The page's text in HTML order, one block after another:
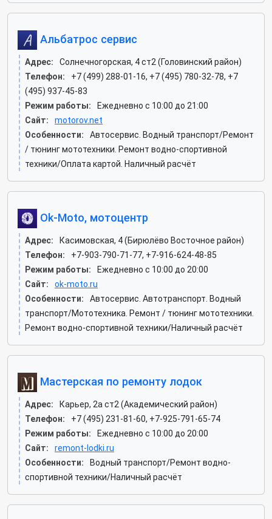
Альбатрос сервис
Адрес:
Солнечногорская, 4 ст2 (Головинский район)
Телефон:
+7 (499) 288-01-16, +7 (495) 780-32-78, +7
(495) 937-45-83
Режим работы:
Ежедневно с 10:00 до 21:00
Сайт:
motorov.net
Особенности:
Автосервис. Водный транспорт/Ремонт
/ тюнинг мототехники. Ремонт водно-спортивной
техники/Оплата картой. Наличный расчёт
Ok-Moto, мотоцентр
Адрес:
Касимовская, 4 (Бирюлёво Восточное район)
Телефон:
+7-903-790-71-77, +7-916-624-48-85
Режим работы:
Ежедневно с 10:00 до 20:00
Сайт:
ok-moto.ru
Особенности:
Автосервис. Автотранспорт. Водный
транспорт/Мототехника. Ремонт / тюнинг мототехники.
Ремонт водно-спортивной техники/Наличный расчёт
Мастерская по ремонту лодок
Адрес:
Карьер, 2а ст2 (Академический район)
Телефон:
+7 (495) 231-81-60, +7-925-791-65-74
Режим работы:
Ежедневно с 10:00 до 20:00
Сайт:
remont-lodki.ru
Особенности:
Водный транспорт/Ремонт водно-
спортивной техники/Наличный расчёт